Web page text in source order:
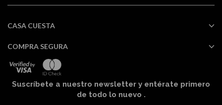
informativo:
CASA CUESTA
COMPRA SEGURA
Suscríbete a nuestro newsletter y entérate primero
de todo lo nuevo .